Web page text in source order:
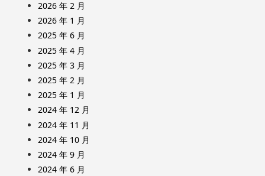
2026 年 2 月
2026 年 1 月
2025 年 6 月
2025 年 4 月
2025 年 3 月
2025 年 2 月
2025 年 1 月
2024 年 12 月
2024 年 11 月
2024 年 10 月
2024 年 9 月
2024 年 6 月